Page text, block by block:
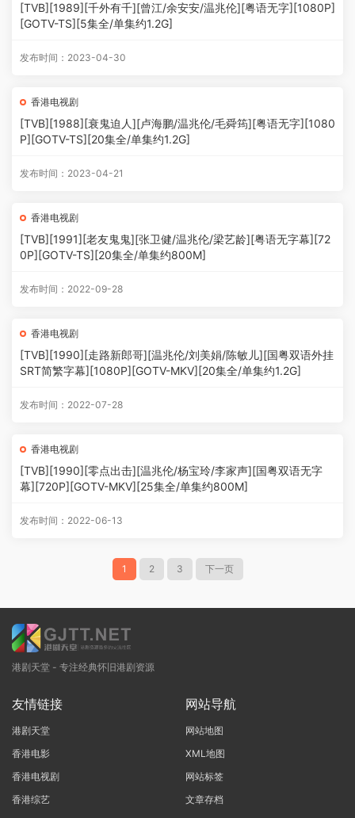
[TVB][1989][千外有千][曾江/余安安/温兆伦][粤语无字][1080P]
[GOTV-TS][5集全/单集约1.2G]
发布时间：2023-04-30
香港电视剧
[TVB][1988][衰鬼迫人][卢海鹏/温兆伦/毛舜筠][粤语无字][1080
P][GOTV-TS][20集全/单集约1.2G]
发布时间：2023-04-21
香港电视剧
[TVB][1991][老友鬼鬼][张卫健/温兆伦/梁艺龄][粤语无字幕][72
0P][GOTV-TS][20集全/单集约800M]
发布时间：2022-09-28
香港电视剧
[TVB][1990][走路新郎哥][温兆伦/刘美娟/陈敏儿][国粤双语外挂
SRT简繁字幕][1080P][GOTV-MKV][20集全/单集约1.2G]
发布时间：2022-07-28
香港电视剧
[TVB][1990][零点出击][温兆伦/杨宝玲/李家声][国粤双语无字
幕][720P][GOTV-MKV][25集全/单集约800M]
发布时间：2022-06-13
1 2 3 下一页
港剧天堂 - 专注经典怀旧港剧资源
友情链接
港剧天堂
香港电影
香港电视剧
香港综艺
网站导航
网站地图
XML地图
网站标签
文章存档